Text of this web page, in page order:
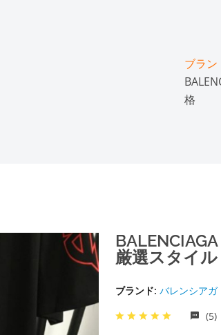
ブラ
格
厳選スタイ
ブランド: バレンシアガ
(5)